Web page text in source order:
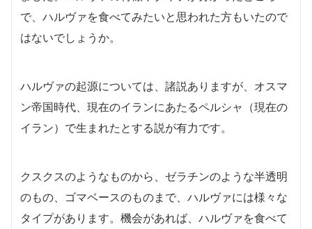
で、ハルヴァを食べてみたいと思われた方もいたので
はないでしょうか。
ハルヴァの起源については、諸説ありますが、オスマ
ン帝国時代、現在のイランにあたるペルシャ（現在の
イラン）で生まれたとする説が有力です。
クスクスのようなものから、ゼラチンのような半透明
のもの、ゴマベースのものまで、ハルヴァには様々な
タイプがあります。機会があれば、ハルヴァを食べて